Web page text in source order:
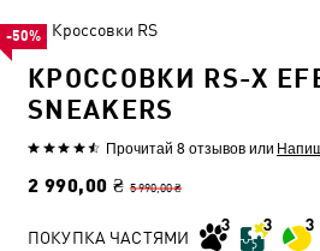
Кроссовки RS
КРОССОВКИ RS-X
SNEAKERS
Прочитай 8 отзывовили
2 990,00 ₴ 5 990,00 ₴
-50%
ПОКУПКА ЧАСТЯМИ